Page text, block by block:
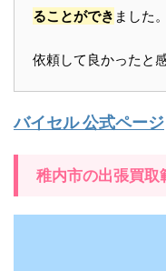
ることができ ました。
依頼して良かったと
バイセル 公式ページ
稚内市の出張買取